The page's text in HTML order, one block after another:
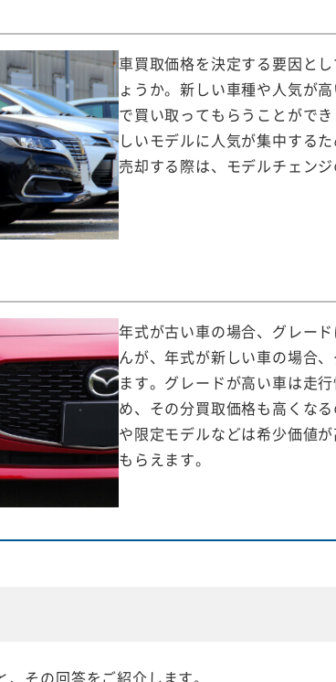
車買取価格を決定する要因と
ょうか。新しい車種や人気が
で買い取ってもらうことがで
しいモデルに人気が集中する
売却する際は、モデルチェン
年式が古い車の場合、グレー
んが、年式が新しい車の場合
ます。グレードが高い車は走
め、その分買取価格も高くな
や限定モデルなどは希少価値
もらえます。
その回答をご紹介します。